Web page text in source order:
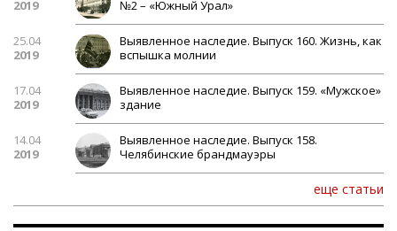
2019
№2 – «Южный Урал»
25.04
2019
Выявленное наследие. Выпуск 160. Жизнь, как
вспышка молнии
17.04
2019
Выявленное наследие. Выпуск 159. «Мужское»
здание
14.04
2019
Выявленное наследие. Выпуск 158.
Челябинские брандмауэры
еще статьи